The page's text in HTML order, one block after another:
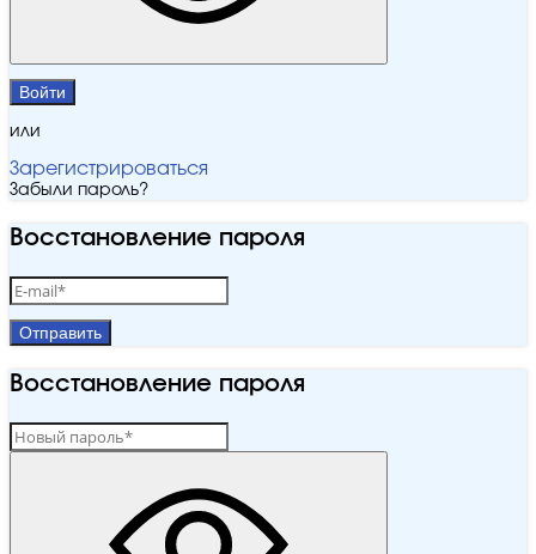
Войти
или
Зарегистрироваться
Забыли пароль?
Восстановление пароля
Отправить
Восстановление пароля